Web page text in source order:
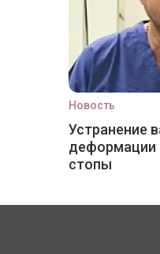
Новость
Устранение
деформации
стопы